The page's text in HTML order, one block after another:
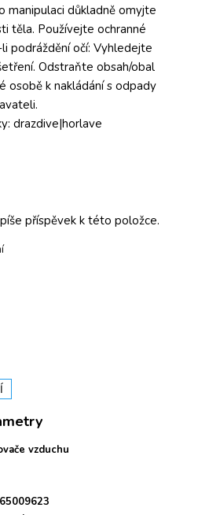
manipulaci důkladně omyjte
těla. Používejte ochranné
podráždění očí: Vyhledejte
Odstraňte obsah/obal
osobě k nakládání s odpady
drazdive|horlave
příspěvek k této položce.
vzduchu